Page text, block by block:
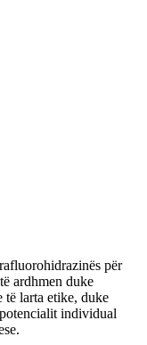
për
ardhmen duke
të larta etike, duke
individual